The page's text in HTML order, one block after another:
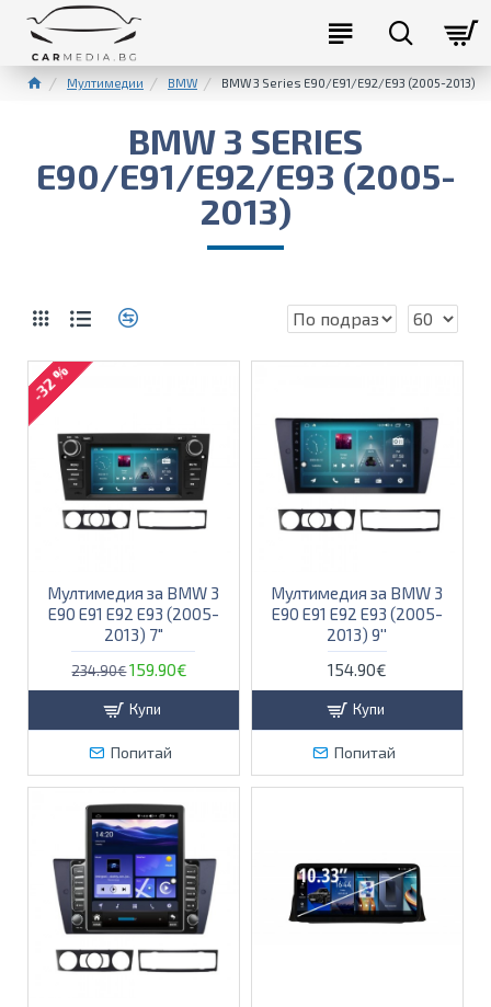
Мултимедии BMW BMW 3 Series E90/E91/E92/E93 (2005-2013)
BMW 3 SERIES
E90/E91/E92/E93 (2005-
2013)
-32 %
Мултимедия за BMW 3
E90 E91 E92 E93 (2005-
2013) 7"
234.90€159.90€
Купи
Попитай
Мултимедия за BMW 3
E90 E91 E92 E93 (2005-
2013) 9''
154.90€
Купи
Попитай